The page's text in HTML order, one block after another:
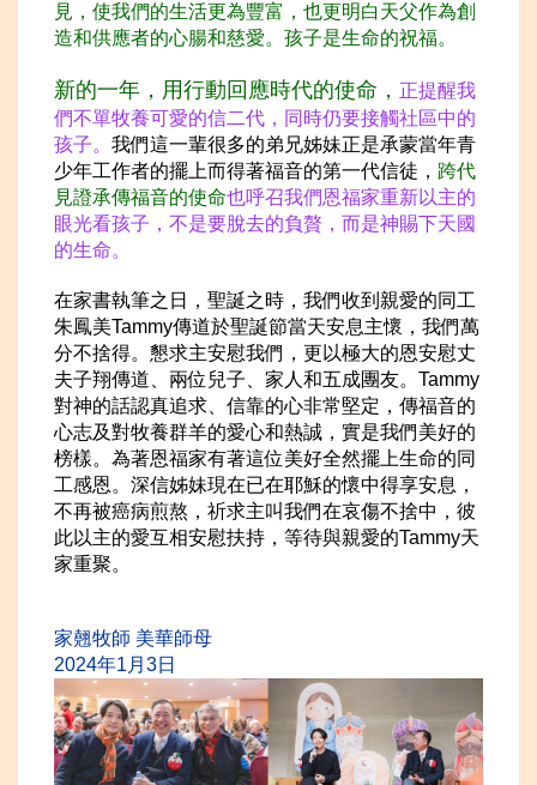
見，使我們的生活更為豐富，也更明白天父作為創
造和供應者的心腸和慈愛。孩子是生命的祝福。
新的一年，用行動回應時代的使命， 正提醒我
們不單牧養可愛的信二代，同時仍要接觸社區中的
孩子。 我們這一輩很多的弟兄姊妹正是承蒙當年青
少年工作者的擺上而得著福音的第一代信徒， 跨代
見證承傳福音的使命也呼召我們恩福家重新以主的
眼光看孩子，不是要脫去的負贅，而是神賜下天國
的生命。
在家書執筆之日，聖誕之時，我們收到親愛的同工
朱鳳美Tammy傳道於聖誕節當天安息主懷，我們萬
分不捨得。懇求主安慰我們，更以極大的恩安慰丈
夫子翔傳道、兩位兒子、家人和五成團友。Tammy
對神的話認真追求、信靠的心非常堅定，傳福音的
心志及對牧養群羊的愛心和熱誠，實是我們美好的
榜樣。為著恩福家有著這位美好全然擺上生命的同
工感恩。深信姊妹現在已在耶穌的懷中得享安息，
不再被癌病煎熬，祈求主叫我們在哀傷不捨中，彼
此以主的愛互相安慰扶持，等待與親愛的Tammy天
家重聚。
家翹牧師 美華師母
2024年1月3日